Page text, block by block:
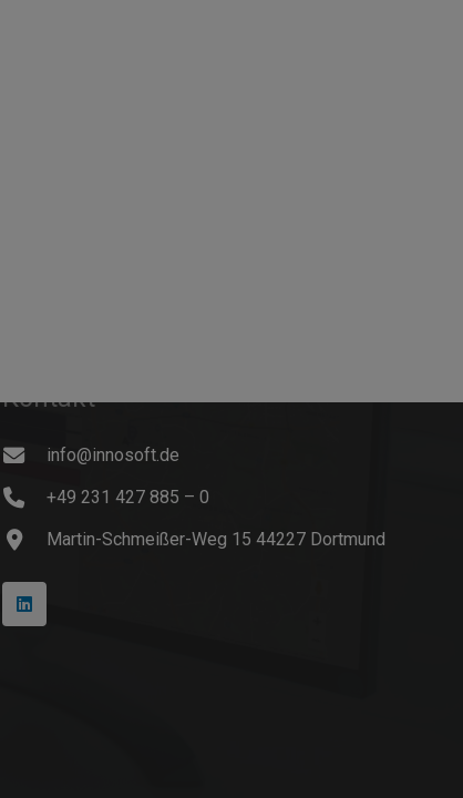
Kontakt
info@innosoft.de
+49 231 427 885 – 0
Martin-Schmeißer-Weg 15 44227 Dortmund